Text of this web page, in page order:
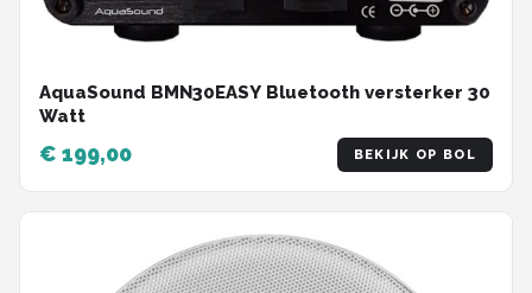
AquaSound BMN30EASY Bluetooth versterker 30
Watt
€ 199,00 BEKIJK OP BOL